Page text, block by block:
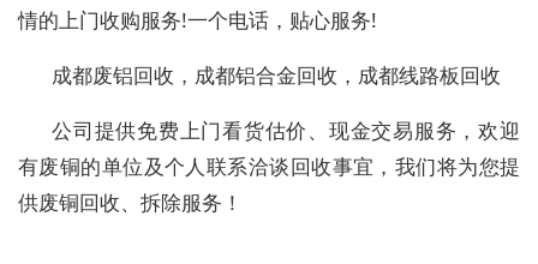
情的上门收购服务!一个电话，贴心服务!
成都废铝回收，成都铝合金回收，成都线路板回收
公司提供免费上门看货估价、现金交易服务，欢迎
有废铜的单位及个人联系洽谈回收事宜，我们将为您提
供废铜回收、拆除服务！